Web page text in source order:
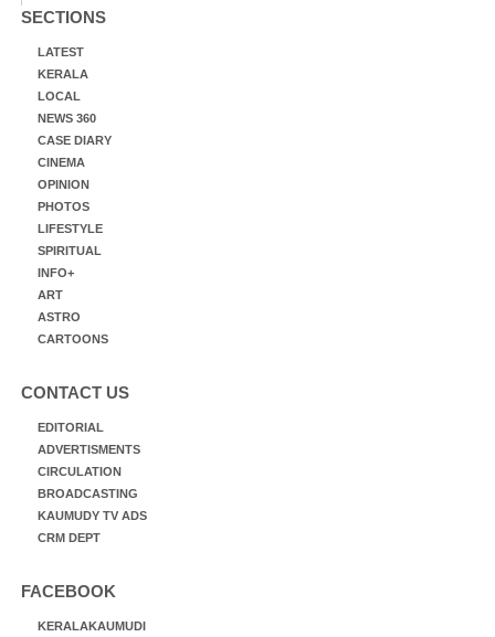
SECTIONS
LATEST
KERALA
LOCAL
NEWS 360
CASE DIARY
CINEMA
OPINION
PHOTOS
LIFESTYLE
SPIRITUAL
INFO+
ART
ASTRO
CARTOONS
CONTACT US
EDITORIAL
ADVERTISMENTS
CIRCULATION
BROADCASTING
KAUMUDY TV ADS
CRM DEPT
FACEBOOK
KERALAKAUMUDI